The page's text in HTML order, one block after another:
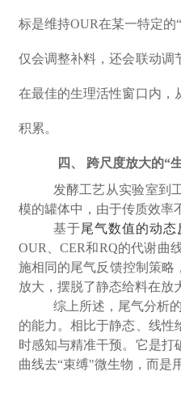
标是维持OUR在某一特定
仅会调整补料，还会联动调
在最佳的生理活性窗口内，
积累。
四、 跨尺度放大的“
发酵工艺从实验室到
模的罐体中，由于传质效率
基于尾气数值的动
OUR、CER和RQ的代谢曲
施相同的尾气反馈控制策略
放大，摆脱了静态给料在放
综上所述，尾气分析
的能力。相比于静态、线
时感知与精准干预。它是
曲线去“束缚"微生物，而是